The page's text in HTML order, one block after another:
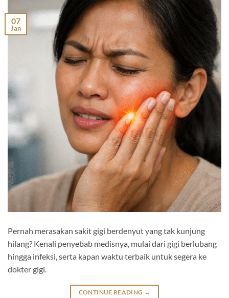
07
Jan
Pernah merasakan sakit gigi berdenyut yang tak kunjung
hilang? Kenali penyebab medisnya, mulai dari gigi berlubang
hingga infeksi, serta kapan waktu terbaik untuk segera ke
dokter gigi.
CONTINUE READING →